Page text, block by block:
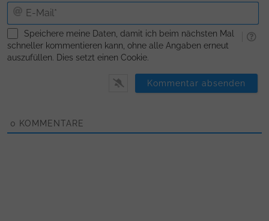
E-
Speichere meine Daten, damit ich beim nächsten Mal
schneller kommentieren kann, ohne alle Angaben erneut
auszufüllen. Dies setzt einen Cookie.
0 KOMMENTARE